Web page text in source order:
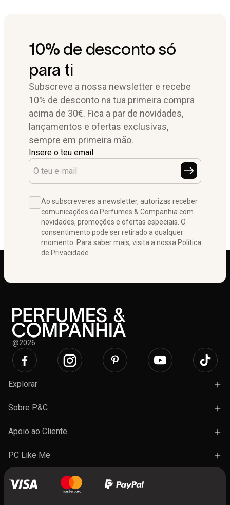
10% de desconto só
para ti
Subscreve a nossa newsletter e recebe
10% de desconto na tua primeira compra
acima de 30€. Fica a par de novidades,
lançamentos e ofertas exclusivas,
sempre em primeira mão.
Insere o teu email
Ao subscreveres a newsletter, autorizas receber
comunicações da Perfumes & Companhia com
novidades, promoções e ofertas especiais. O
consentimento pode ser retirado a qualquer
momento. Para saber mais, visita a nossa Política
de Privacidade
@2026
Explorar
Campanhas
Presentes
Sobre P&C
Lojas e Ações
Apoio ao Cliente
Termos e Condições Gerais de Venda
FAQ's
Contactos
PC Like Me
A minha conta
Benefícios do programa